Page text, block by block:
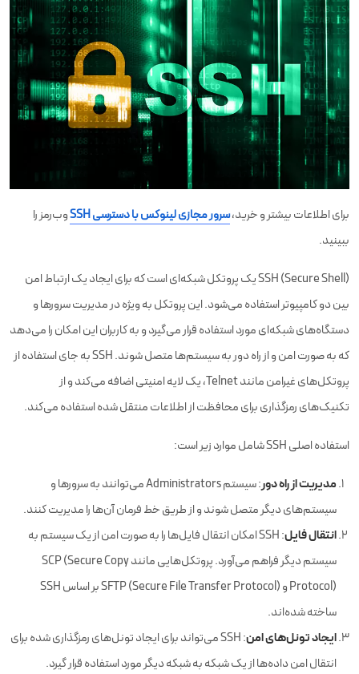
برای اطلاعات بیشتر و خرید،سرور مجازی لینوکس با دسترسی SSH
وب‌رمز را
ببینید.
SSH (Secure Shell) یک پروتکل شبکه‌ای است که برای ایجاد یک ارتباط امن
بین دو کامپیوتر استفاده می‌شود. این پروتکل به ویژه در مدیریت سرورها و
دستگاه‌های شبکه‌ای مورد استفاده قرار می‌گیرد و به کاربران این امکان را می‌دهد
که به صورت امن و از راه دور به سیستم‌ها متصل شوند. SSH به جای استفاده از
پروتکل‌های غیرامن مانند Telnet، یک لایه امنیتی اضافه می‌کند و از
تکنیک‌های رمزگذاری برای محافظت از اطلاعات منتقل شده استفاده می‌کند.
استفاده اصلی SSH شامل موارد زیر است:
مدیریت از راه دور
: سیستم‌ Administrators می‌توانند به سرورها و
سیستم‌های دیگر متصل شوند و از طریق خط فرمان آن‌ها را مدیریت کنند.
انتقال فایل
: SSH امکان انتقال فایل‌ها را به صورت امن از یک سیستم به
سیستم دیگر فراهم می‌آورد. پروتکل‌هایی مانند SCP (Secure Copy
Protocol) و SFTP (Secure File Transfer Protocol) بر اساس SSH
ساخته شده‌اند.
ایجاد تونل‌های امن
: SSH می‌تواند برای ایجاد تونل‌های رمزگذاری شده برای
انتقال امن داده‌ها از یک شبکه به شبکه دیگر مورد استفاده قرار گیرد.